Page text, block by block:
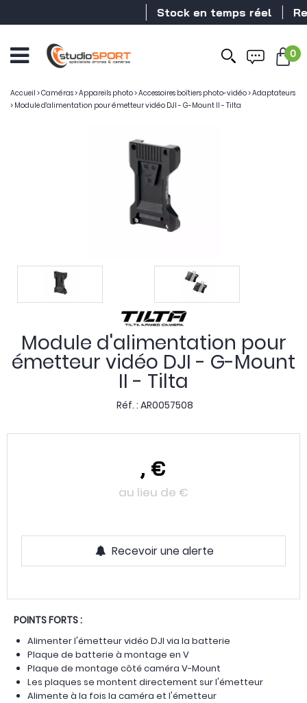
Stock en temps réel
0
Accueil >Caméras>Appareils photo>Accessoires boîtiers photo-vidéo>Adaptateurs
> Module d'alimentation pour émetteur vidéo DJI - G-Mount II - Tilta
Module d'alimentation pour
émetteur vidéo DJI - G-Mount
II - Tilta
Réf. : AR0057508
, €
au lieu de €
Recevoir une alerte
POINTS FORTS :
Alimenter l'émetteur vidéo DJI via la batterie
Plaque de batterie à montage en V
Plaque de montage côté caméra V-Mount
Les plaques se montent directement sur l'émetteur
Alimente à la fois la caméra et l'émetteur